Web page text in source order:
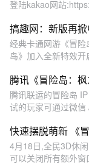
登陆kakao网站
搞趣网：新版再
经典卡通网游《冒险
岛》加入全新特效
腾讯《冒险岛：
腾讯联运的冒险岛
试的玩家可通过微
快速摆脱萌新 《
4月18日,全民3D休
可以关闭所有额外